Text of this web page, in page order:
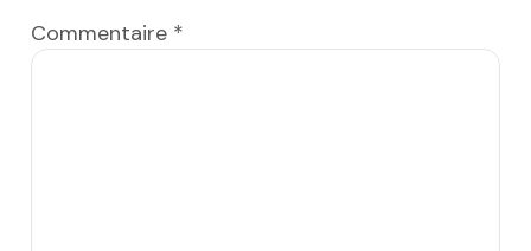
Commentaire *